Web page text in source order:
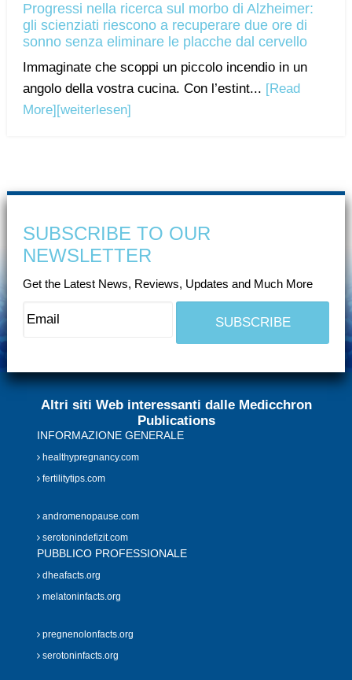
Progressi nella ricerca sul morbo di Alzheimer:
gli scienziati riescono a recuperare due ore di
sonno senza eliminare le placche dal cervello
Immaginate che scoppi un piccolo incendio in un
angolo della vostra cucina. Con l’estint... [Read
More][weiterlesen]
SUBSCRIBE TO OUR
NEWSLETTER
Get the Latest News, Reviews, Updates and Much More
Altri siti Web interessanti dalle Medicchron
Publications
INFORMAZIONE GENERALE
healthypregnancy.com
fertilitytips.com
andromenopause.com
serotonindefizit.com
PUBBLICO PROFESSIONALE
dheafacts.org
melatoninfacts.org
pregnenolonfacts.org
serotoninfacts.org